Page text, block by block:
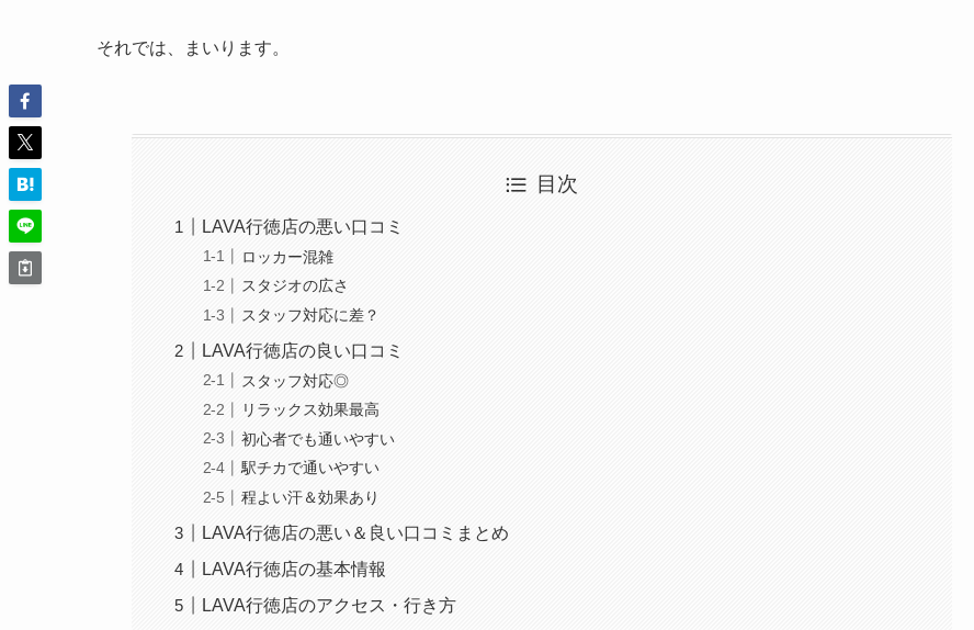
それでは、まいります。
目次
LAVA行徳店の悪い口コミ
ロッカー混雑
スタジオの広さ
スタッフ対応に差？
LAVA行徳店の良い口コミ
スタッフ対応◎
リラックス効果最高
初心者でも通いやすい
駅チカで通いやすい
程よい汗＆効果あり
LAVA行徳店の悪い＆良い口コミまとめ
LAVA行徳店の基本情報
LAVA行徳店のアクセス・行き方